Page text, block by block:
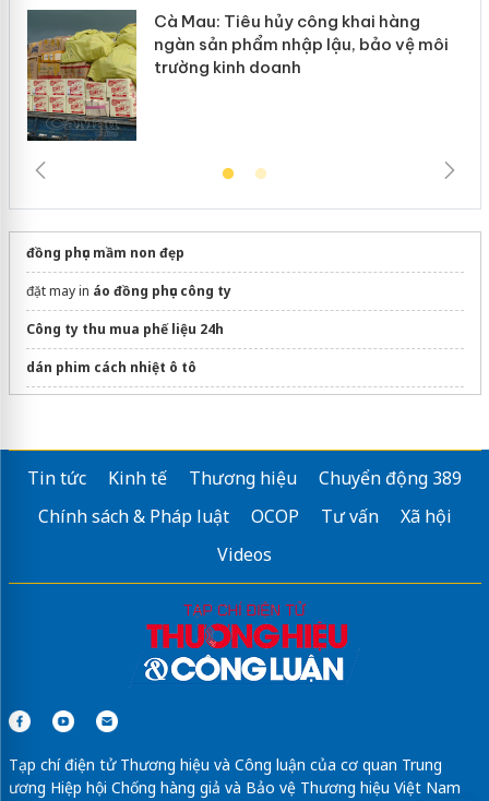
Cà Mau: Tiêu hủy công khai hàng
ngàn sản phẩm nhập lậu, bảo vệ môi
trường kinh doanh
đồng phục mầm non đẹp
đặt may in áo đồng phục công ty
Công ty thu mua phế liệu 24h
dán phim cách nhiệt ô tô
Tin tức Kinh tế Thương hiệu
Chuyển động 389
Chính sách & Pháp luật
OCOP Tư vấn
Xã hội
Videos
Tạp chí điện tử Thương hiệu và Công luận của cơ quan Trung
ương Hiệp hội Chống hàng giả và Bảo vệ Thương hiệu Việt Nam